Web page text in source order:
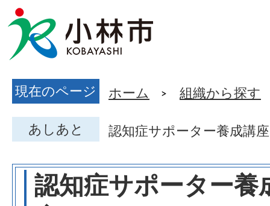
現在のページ ホーム 組織から探す
あしあと 認知症サポーター養成講
認知症サポーター養